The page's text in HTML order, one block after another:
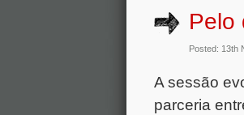
Pelo
Posted: 13th
A sessão
parceria